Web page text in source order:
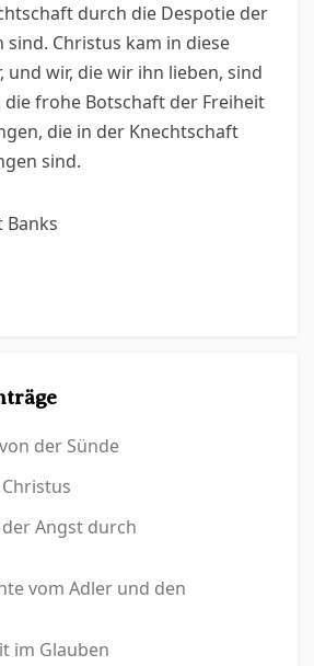
durch die Despotie der
sind. Christus kam in diese
und wir, die wir ihn lieben, sind
die frohe Botschaft der Freiheit
die in der Knechtschaft
sind.
Banks
der Sünde
Angst durch
vom Adler und den
im Glauben